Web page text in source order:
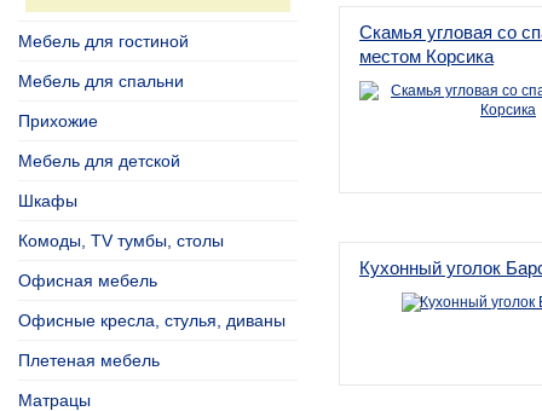
Мебель для гостиной
Мебель для спальни
Прихожие
Мебель для детской
Шкафы
Комоды, TV тумбы, столы
Офисная мебель
Офисные кресла, стулья, диваны
Плетеная мебель
Матрацы
Скамья угловая со
местом Корсика
Кухонный уголок